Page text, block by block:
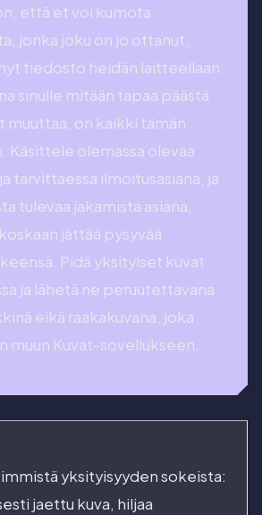
että et voi kumota
jonka joku on jo ottanut,
tiedosto heidän laitteellaan
sinulle mitään tapaa päästä
muuttaa, on kaikki tämän
Käsittele olemassa olevaa
tarvittaessa ilmoitusasiana, ja
tulevaa jakamista asiana,
jättää pysyvää
Pidä yksityiset kuvat
ja lähetä ne peruutettavana
eikä raakakuvana, joka
muun Kuvat-sovellukseen.
yksityisyyden sokeista:
jaettu kuva, hiljaa